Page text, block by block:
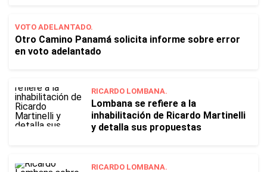
VOTO ADELANTADO.
Otro Camino Panamá solicita informe sobre error
en voto adelantado
RICARDO LOMBANA.
Lombana se refiere a la
inhabilitación de Ricardo Martinelli
y detalla sus propuestas
RICARDO LOMBANA.